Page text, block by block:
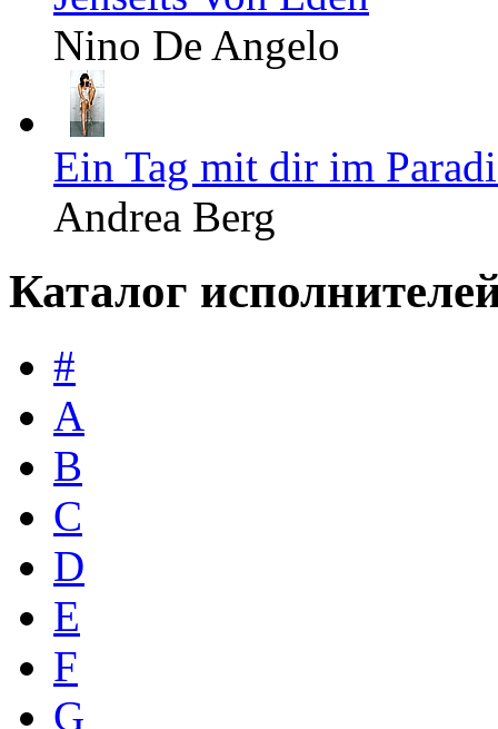
Nino De Angelo
Ein Tag mit dir im
Andrea Berg
Каталог
#
A
B
C
D
E
F
G